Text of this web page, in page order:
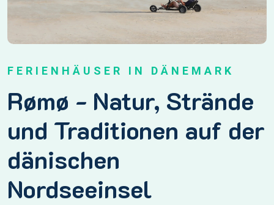
FERIENHÄUSER IN DÄNEMARK
Rømø - Natur, Strände
und Traditionen auf der
dänischen
Nordseeinsel